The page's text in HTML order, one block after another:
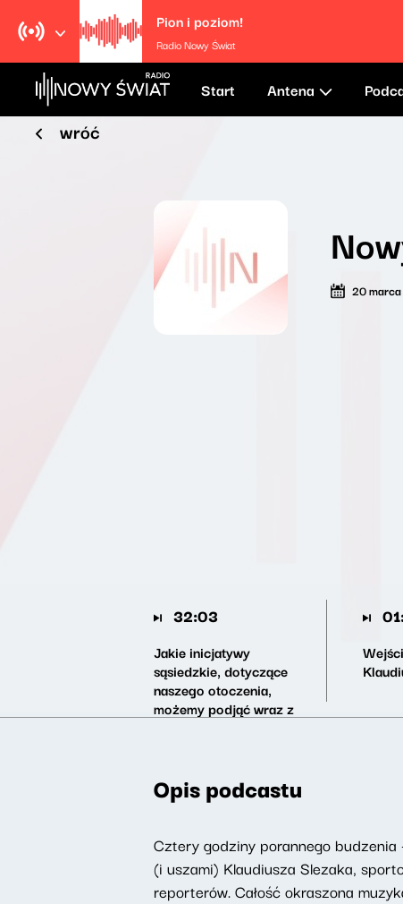
Pion i poziom!
Radio Nowy Świat
Start Antena
wróć
20
32:03
Jakie inicjatywy
sąsiedzkie, dotyczące
naszego otoczenia,
możemy podjąć wraz z
Opis podcastu
Cztery godziny porannego
(i uszami) Klaudiusza Slezaka,
reporterów. Całość okraszona